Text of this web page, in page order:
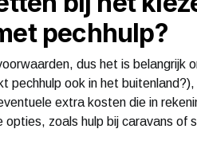
pechhulp?
dus het is belangrijk
pechhulp ook in het
extra kosten die in
opties, zoals hulp bij caravans of